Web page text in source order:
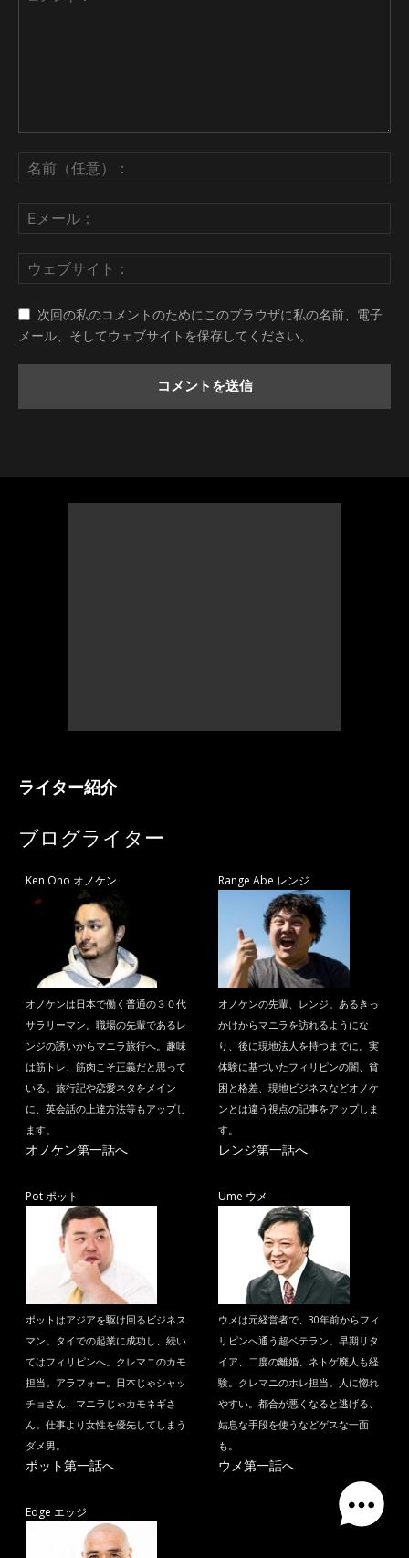
次回の私のコメントのためにこのブラウザに私の名前、電子
メール、そしてウェブサイトを保存してください。
ライター紹介
ブログライター
Ken Ono オノケン
オノケンは日本で働く普通の３０代
サラリーマン。職場の先輩であるレ
ンジの誘いからマニラ旅行へ。趣味
は筋トレ、筋肉こそ正義だと思って
いる。旅行記や恋愛ネタをメイン
に、英会話の上達方法等もアップし
ます。
オノケン第一話へ
Range Abe レンジ
オノケンの先輩、レンジ。あるきっ
かけからマニラを訪れるようにな
り、後に現地法人を持つまでに。実
体験に基づいたフィリピンの闇、貧
困と格差、現地ビジネスなどオノケ
ンとは違う視点の記事をアップしま
す。
レンジ第一話へ
Pot ポット
ポットはアジアを駆け回るビジネス
マン。タイでの起業に成功し、続い
てはフィリピンへ。クレマニのカモ
担当。アラフォー。日本じゃシャッ
チョさん、マニラじゃカモネギさ
ん。仕事より女性を優先してしまう
ダメ男。
ポット第一話へ
Ume ウメ
ウメは元経営者で、30年前からフィ
リピンへ通う超ベテラン。早期リタ
イア、二度の離婚、ネトゲ廃人も経
験。クレマニのホレ担当。人に惚れ
やすい。都合が悪くなると逃げる、
姑息な手段を使うなどゲスな一面
も。
ウメ第一話へ
Edge エッジ